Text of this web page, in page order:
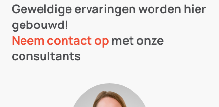
Geweldige ervaringen worden hier
gebouwd!
Neem contact op met onze
consultants